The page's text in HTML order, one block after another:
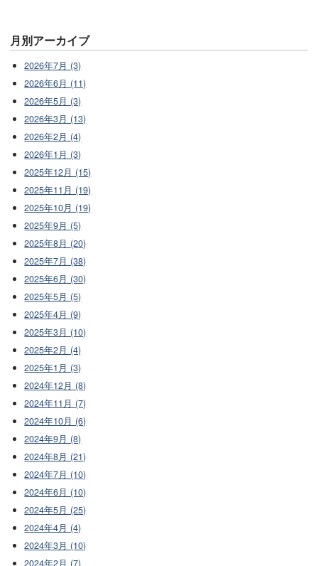
月別アーカイブ
2026年7月 (3)
2026年6月 (11)
2026年5月 (3)
2026年3月 (13)
2026年2月 (4)
2026年1月 (3)
2025年12月 (15)
2025年11月 (19)
2025年10月 (19)
2025年9月 (5)
2025年8月 (20)
2025年7月 (38)
2025年6月 (30)
2025年5月 (5)
2025年4月 (9)
2025年3月 (10)
2025年2月 (4)
2025年1月 (3)
2024年12月 (8)
2024年11月 (7)
2024年10月 (6)
2024年9月 (8)
2024年8月 (21)
2024年7月 (10)
2024年6月 (10)
2024年5月 (25)
2024年4月 (4)
2024年3月 (10)
2024年2月 (7)